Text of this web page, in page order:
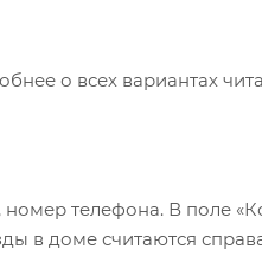
о всех вариантах
телефона. В поле
в доме считаются